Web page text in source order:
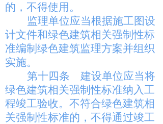
的，不得使用。
监理单位应当根据施工图设
计文件和绿色建筑相关强制性标
准编制绿色建筑监理方案并组织
实施。
第十四条
建设单位应当将
绿色建筑相关强制性标准纳入工
程竣工验收。不符合绿色建筑相
关强制性标准的，不得通过竣工